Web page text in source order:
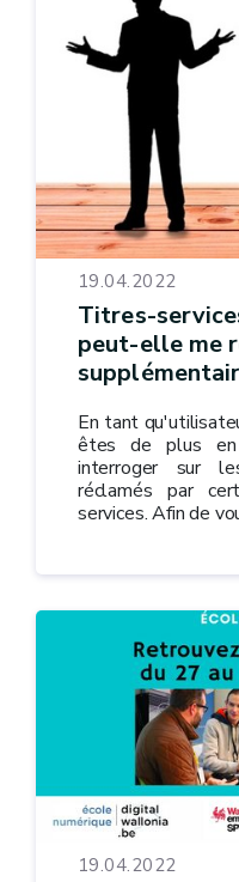
19.04.2022
Titres-
peut-elle me
En tant
êtes de plus en
interroger sur
réclamés par
services. Afin de
19.04.2022